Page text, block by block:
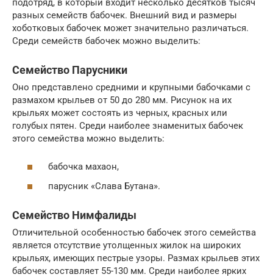
подотряд, в который входит несколько десятков тысяч
разных семейств бабочек. Внешний вид и размеры
хоботковых бабочек может значительно различаться.
Среди семейств бабочек можно выделить:
Семейство Парусники
Оно представлено средними и крупными бабочками с
размахом крыльев от 50 до 280 мм. Рисунок на их
крыльях может состоять из черных, красных или
голубых пятен. Среди наиболее знаменитых бабочек
этого семейства можно выделить:
бабочка махаон,
парусник «Слава Бутана».
Семейство Нимфалиды
Отличительной особенностью бабочек этого семейства
является отсутствие утолщенных жилок на широких
крыльях, имеющих пестрые узоры. Размах крыльев этих
бабочек составляет 55-130 мм. Среди наиболее ярких